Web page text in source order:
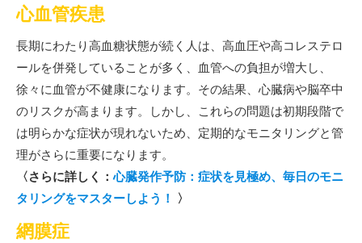
心血管疾患
長期にわたり高血糖状態が続く人は、高血圧や高コレステロ
ールを併発していることが多く、血管への負担が増大し、
徐々に血管が不健康になります。その結果、心臓病や脳卒中
のリスクが高まります。しかし、これらの問題は初期段階で
は明らかな症状が現れないため、定期的なモニタリングと管
理がさらに重要になります。
〈さらに詳しく：心臓発作予防：症状を見極め、毎日のモニ
タリングをマスターしよう！ 〉
網膜症